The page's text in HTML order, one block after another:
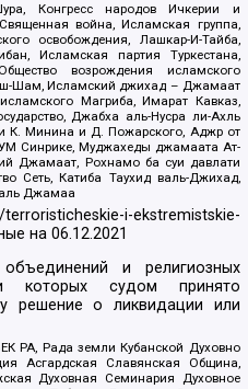
Конгресс народов Ичкерии и
война, Исламская группа,
освобождения, Лашкар-И-Тайба,
Исламская партия Туркестана,
возрождения исламского
Шам, Исламский джихад – Джамаат
Магриба, Имарат Кавказ,
Джабха аль-Нусра ли-Ахль
К. Минина и Д. Пожарского, Аджр от
Синрике, Муджахеды джамаата Ат-
Джамаат, Рохнамо ба суи давлати
Сеть, Катиба Таухид валь-Джихад,
Джамаа
terroristicheskie-i-ekstremistskie-
на06.12.2021
и религиозных
которых судом принято
решение о ликвидации или
РА, Рада земли Кубанской Духовно
Асгардская Славянская Община,
Духовная Семинария Духовное